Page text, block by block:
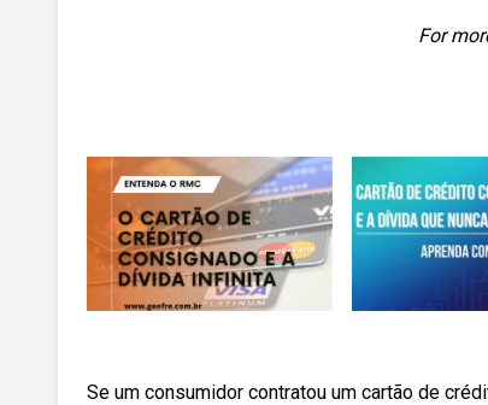
For
Se um consumidor contratou um cartão de